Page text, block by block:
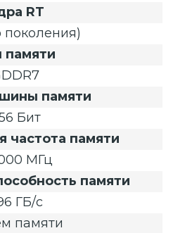
RT
поколения)
памяти
памяти
Бит
частота памяти
МГц
памяти
ГБ/с
памяти